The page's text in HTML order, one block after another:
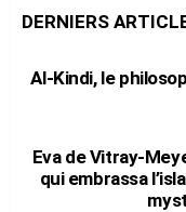
DERNIERS
Al-Kindi, le
Eva de Vitray-
qui embrassa